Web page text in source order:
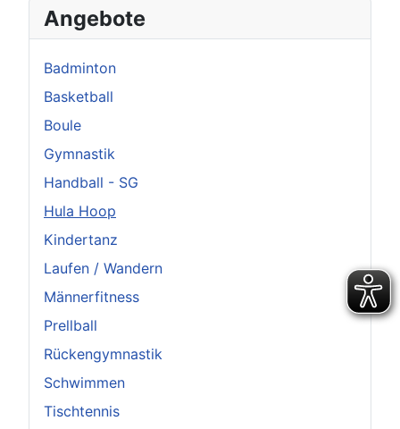
Angebote
Badminton
Basketball
Boule
Gymnastik
Handball - SG
Hula Hoop
Kindertanz
Laufen / Wandern
Männerfitness
Prellball
Rückengymnastik
Schwimmen
Tischtennis